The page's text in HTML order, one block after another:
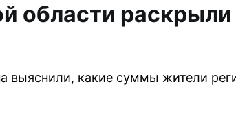
области
выяснили, какие суммы жители